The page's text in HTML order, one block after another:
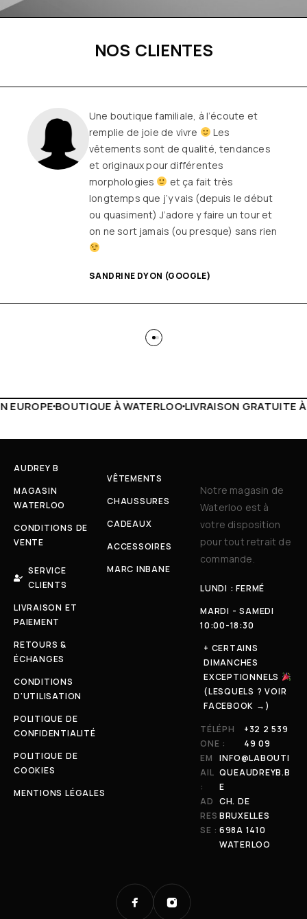
NOS CLIENTES
Une boutique familiale, à l’écoute et
remplie de joie de vivre
Les
vêtements sont de qualité, tendances
et originaux pour différentes
morphologies
et ça fait très
longtemps que j’y vais (depuis le début
ou quasiment) J’adore y faire un tour et
on ne sort jamais (ou presque) sans rien
SANDRINE DYON (GOOGLE)
LIVRAISON GRATUITE À PARTIR DE 150€LIVE
AUDREY B
MAGASIN
WATERLOO
CONDITIONS DE
VENTE
SERVICE
CLIENTS
LIVRAISON ET
PAIEMENT
RETOURS &
ÉCHANGES
CONDITIONS
D'UTILISATION
POLITIQUE DE
CONFIDENTIALITÉ
POLITIQUE DE
COOKIES
MENTIONS LÉGALES
VÊTEMENTS
CHAUSSURES
CADEAUX
ACCESSOIRES
MARC INBANE
Notre magasin de
Waterloo est à
votre disposition
pour tout retrait de
commande.
LUNDI : FERMÉ
MARDI - SAMEDI
10:00-18:30
+ CERTAINS
DIMANCHES
EXCEPTIONNELS
(LESQUELS ? VOIR
FACEBOOK →)
TÉLÉPH
ONE :
+32 2 539
49 09
EM
AIL
:
INFO@LABOUTI
QUEAUDREYB.B
E
AD
RES
SE :
CH. DE
BRUXELLES
698A 1410
WATERLOO